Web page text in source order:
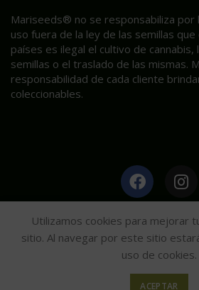
Mariseeds® no se responsabiliza por
uso fuera de la ley de las semillas
países es ilegal el cultivo de cannabis,
semillas o el traslado de las mismas.
responsabilidad de cada cliente
coleccionables.
HAGA CLIC AQUÍ PARA
Utilizamos cookies para mejorar
sitio. Al navegar por este sitio
uso de cookies.
ACEPTAR